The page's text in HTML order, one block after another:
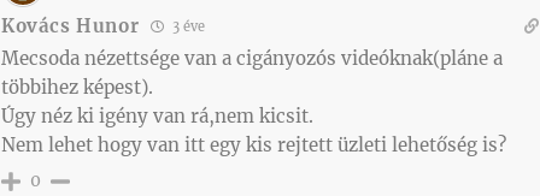
Kovács Hunor 3 éve
Mecsoda nézettsége van a cigányozós videóknak(pláne a
többihez képest).
Úgy néz ki igény van rá,nem kicsit.
Nem lehet hogy van itt egy kis rejtett üzleti lehetőség is?
0